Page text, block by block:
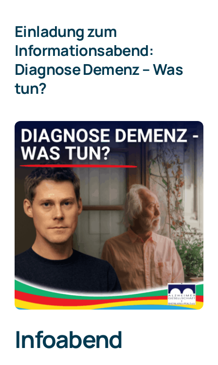
Blog
Karriere
Einladung zum
Informationsabend:
Diagnose Demenz – Was
tun?
Infoabend